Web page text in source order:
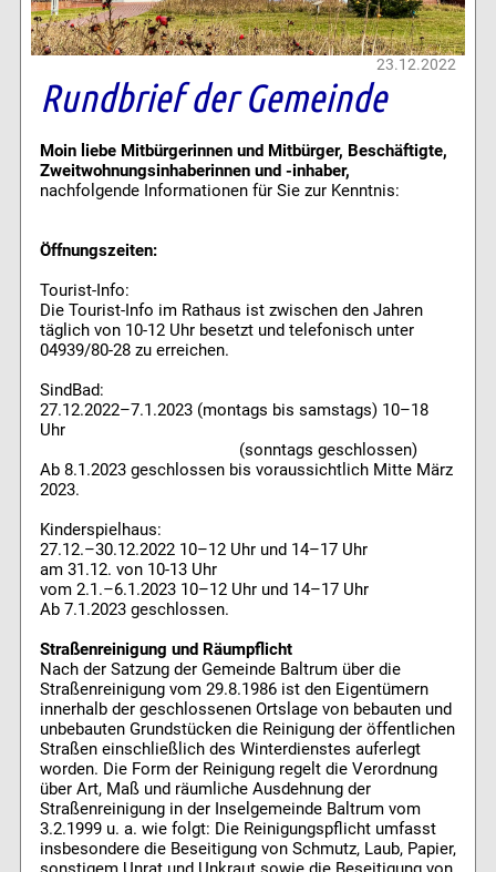
23.12.2022
Rundbrief der Gemeinde
Moin liebe Mitbürgerinnen und Mitbürger, Beschäftigte,
Zweitwohnungsinhaberinnen und -inhaber,
nachfolgende Informationen für Sie zur Kenntnis:
Öffnungszeiten:
Tourist-Info:
Die Tourist-Info im Rathaus ist zwischen den Jahren
täglich von 10-12 Uhr besetzt und telefonisch unter
04939/80-28 zu erreichen.
SindBad:
27.12.2022–7.1.2023 (montags bis samstags) 10–18
Uhr
(sonntags geschlossen)
Ab 8.1.2023 geschlossen bis voraussichtlich Mitte März
2023.
Kinderspielhaus:
27.12.–30.12.2022 10–12 Uhr und 14–17 Uhr
am 31.12. von 10-13 Uhr
vom 2.1.–6.1.2023 10–12 Uhr und 14–17 Uhr
Ab 7.1.2023 geschlossen.
Straßenreinigung und Räumpflicht
Nach der Satzung der Gemeinde Baltrum über die
Straßenreinigung vom 29.8.1986 ist den Eigentümern
innerhalb der geschlossenen Ortslage von bebauten und
unbebauten Grundstücken die Reinigung der öffentlichen
Straßen einschließlich des Winterdienstes auferlegt
worden. Die Form der Reinigung regelt die Verordnung
über Art, Maß und räumliche Ausdehnung der
Straßenreinigung in der Inselgemeinde Baltrum vom
3.2.1999 u. a. wie folgt: Die Reinigungspflicht umfasst
insbesondere die Beseitigung von Schmutz, Laub, Papier,